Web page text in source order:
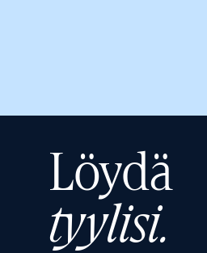
Löydä
tyylisi.